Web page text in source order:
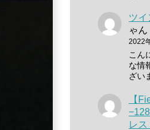
ツイ
ゃん
2022
こん
な情
ざい
【
レ